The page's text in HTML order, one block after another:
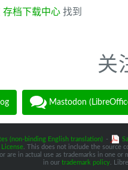
存档下载中心 找到
关
Mastodon
(non-binding English translation) -
. This does not include the source
in actual use as trademarks in one
in our trademark policy.